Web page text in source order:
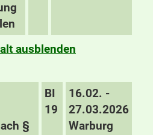
ausblenden
§
BI
19
16.02. -
27.03.2026
Warburg